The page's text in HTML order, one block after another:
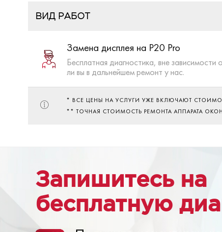
ВИД РАБОТ
Замена дисплея на P20 Pro
Бесплатная диагностика, вне зависимости
ли вы в дальнейшем ремонт у нас.
* ВСЕ ЦЕНЫ НА УСЛУГИ УЖЕ ВКЛЮЧАЮТ
** ТОЧНАЯ СТОИМОСТЬ РЕМОНТА АППАРАТА
Запишитесь на
бесплатную